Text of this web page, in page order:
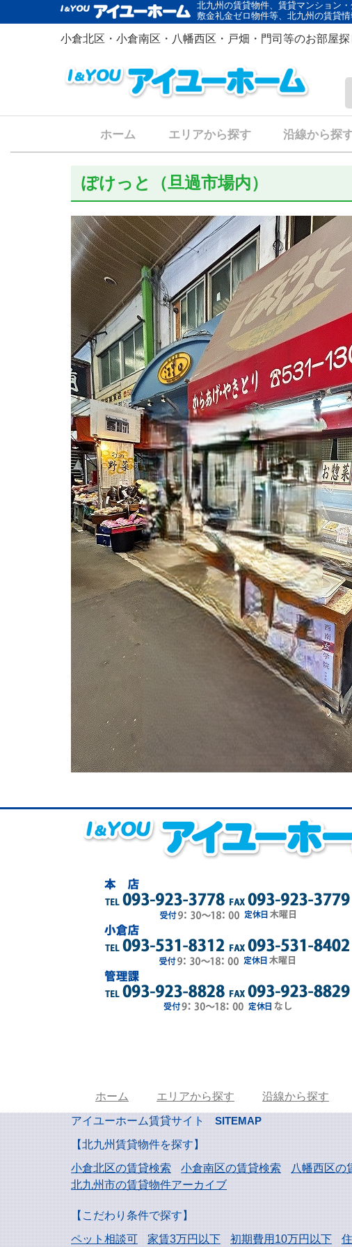
北九州の賃貸物件、賃貸マンション
敷金礼金ゼロ物件等、北九州の賃貸
小倉北区・小倉南区・八幡西区・戸畑・門司等のお部屋探
ホーム エリアから探す 沿線から探
ぽけっと（旦過市場内）
ホーム エリアから探す 沿線から探す
アイユーホーム賃貸サイト
SITEMAP
【北九州賃貸物件を探す】
小倉北区の賃貸検索
小倉南区の賃貸検索 八幡西区の
北九州市の賃貸物件アーカイブ
【こだわり条件で探す】
ペット相談可
家賃3万円以下 初期費用10万円以下